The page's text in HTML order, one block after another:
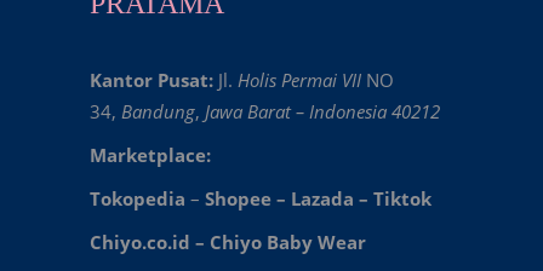
Kantor Pusat: Jl. Holis Permai VII NO
34, Bandung, Jawa Barat – Indonesia 40212
Marketplace:
Tokopedia – Shopee – Lazada – Tiktok
Chiyo.co.id – Chiyo Baby Wear